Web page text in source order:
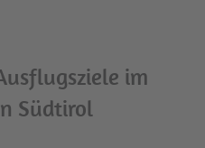
im
Südtirol